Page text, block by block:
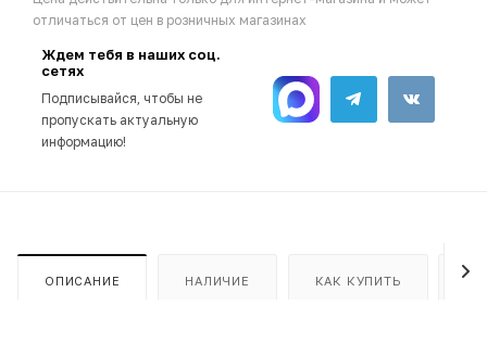
отличаться от цен в розничных магазинах
Ждем тебя в наших соц.
сетях
Подписывайся, чтобы не
пропускать актуальную
информацию!
ОПИСАНИЕ НАЛИЧИЕ КАК КУПИТЬ